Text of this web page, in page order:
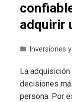
adquirir
Inversiones
La
decisiones
persona. Por